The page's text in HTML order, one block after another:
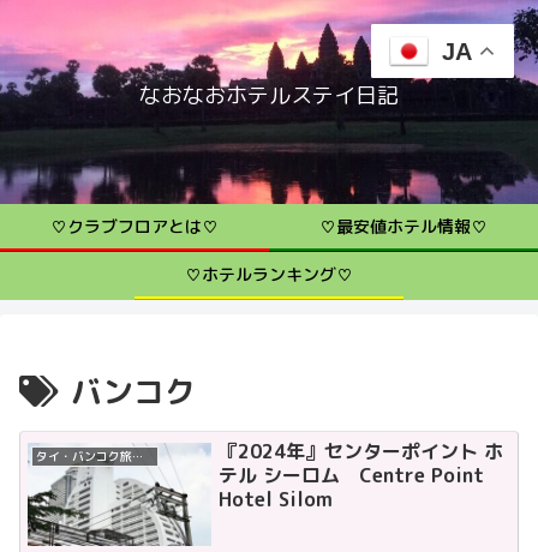
なおなおホテルステイ日記
♡クラブフロアとは♡ ♡最安値ホテル情報♡
♡ホテルランキング♡
バンコク
タイ・バンコク旅行体験
『2024年』センターポイント ホ
テル シーロム Centre Point
Hotel Silom
JA